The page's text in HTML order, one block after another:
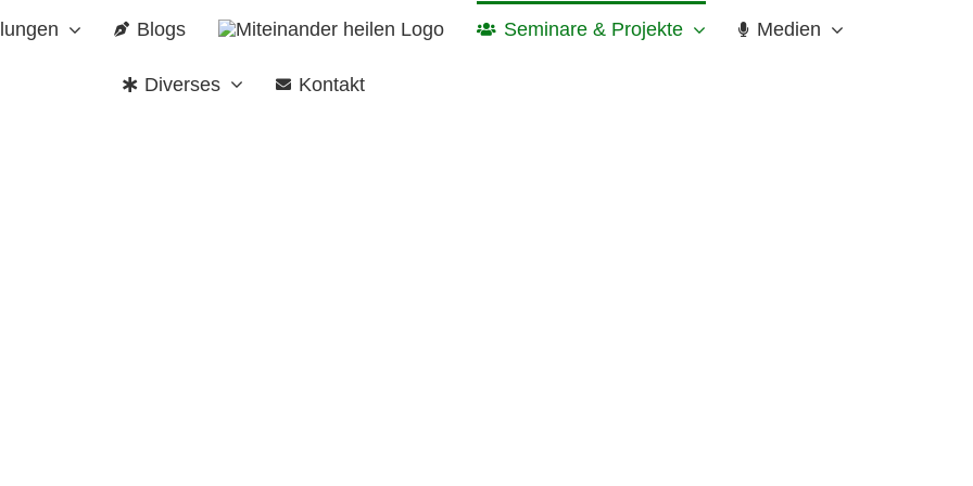
Blogs Seminare & Projekte Medien
Diverses Kontakt